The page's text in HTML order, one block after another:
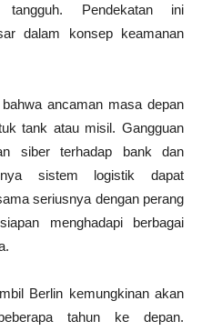
Pendekatan ini
dalam konsep keamanan
ancaman masa depan
tank atau misil. Gangguan
siber terhadap bank dan
sistem logistik dapat
seriusnya dengan perang
menghadapi berbagai
Berlin kemungkinan akan
tahun ke depan.